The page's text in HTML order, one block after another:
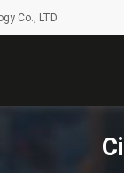
Co., LTD